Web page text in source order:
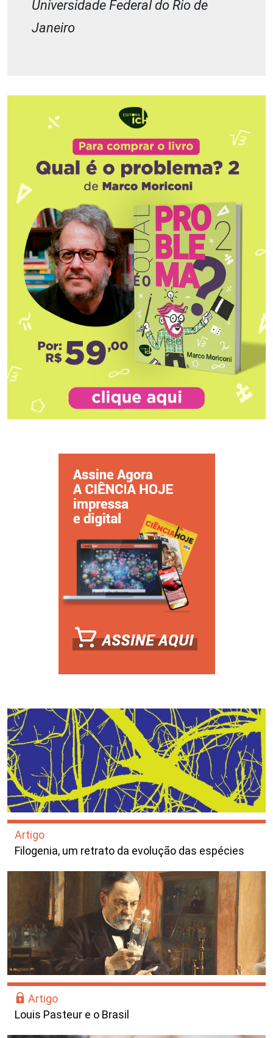
Universidade Federal do Rio de
Janeiro
Artigo
Filogenia, um retrato da evolução das espécies
Artigo
Louis Pasteur e o Brasil